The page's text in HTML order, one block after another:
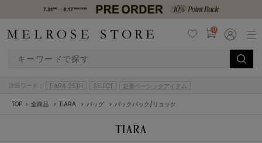
0
注目ワード： TIARA 25TH SELECT 定番ベーシックアイテム
TOP 全商品 TIARA バッグ バックパック/リュック